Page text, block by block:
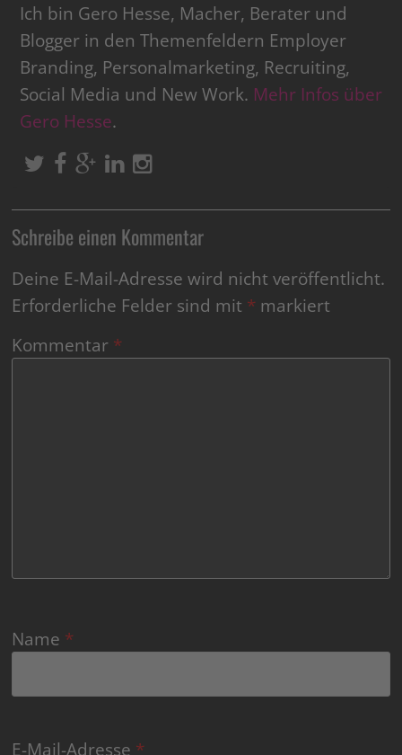
Ich bin Gero Hesse, Macher, Berater und
Blogger in den Themenfeldern Employer
Branding, Personalmarketing, Recruiting,
Social Media und New Work. Mehr Infos über
Gero Hesse.
Schreibe einen Kommentar
Deine E-Mail-Adresse wird nicht veröffentlicht.
Erforderliche Felder sind mit * markiert
Kommentar *
Name *
E-Mail-Adresse *